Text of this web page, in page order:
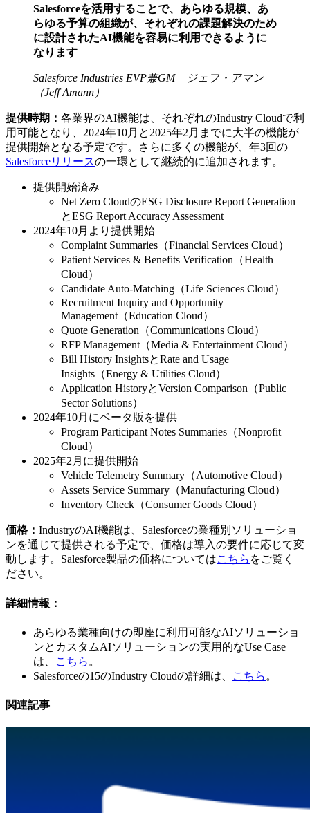
Salesforceを活用することで、あらゆる規模、あ
らゆる予算の組織が、それぞれの課題解決のため
に設計されたAI機能を容易に利用できるように
なります
Salesforce Industries EVP兼GM ジェフ・アマン
（Jeff Amann）
提供時期： 各業界のAI機能は、それぞれのIndustry Cloudで利
用可能となり、2024年10月と2025年2月までに大半の機能が
提供開始となる予定です。さらに多くの機能が、年3回の
Salesforceリリースの一環として継続的に追加されます。
提供開始済み
Net Zero CloudのESG Disclosure Report Generation
とESG Report Accuracy Assessment
2024年10月より提供開始
Complaint Summaries（Financial Services Cloud）
Patient Services & Benefits Verification（Health
Cloud）
Candidate Auto-Matching（Life Sciences Cloud）
Recruitment Inquiry and Opportunity
Management（Education Cloud）
Quote Generation（Communications Cloud）
RFP Management（Media & Entertainment Cloud）
Bill History InsightsとRate and Usage
Insights（Energy & Utilities Cloud）
Application HistoryとVersion Comparison（Public
Sector Solutions）
2024年10月にベータ版を提供
Program Participant Notes Summaries（Nonprofit
Cloud）
2025年2月に提供開始
Vehicle Telemetry Summary（Automotive Cloud）
Assets Service Summary（Manufacturing Cloud）
Inventory Check（Consumer Goods Cloud）
価格： IndustryのAI機能は、Salesforceの業種別ソリューショ
ンを通じて提供される予定で、価格は導入の要件に応じて変
動します。Salesforce製品の価格についてはこちら をご覧く
ださい。
詳細情報：
あらゆる業種向けの即座に利用可能なAIソリューショ
ンとカスタムAIソリューションの実用的なUse Case
は、
こちら 。
Salesforceの15のIndustry Cloudの詳細は、
こちら 。
関連記事